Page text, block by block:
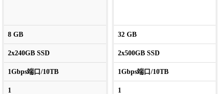
8 GB
2x240GB SSD
1Gbps端口/10TB
1
32 GB
2x500GB SSD
1Gbps端口/10TB
1